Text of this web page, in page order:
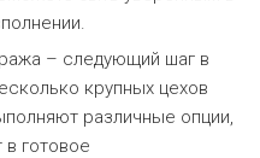
– следующий шаг в
крупных цехов
различные опции,
готовое